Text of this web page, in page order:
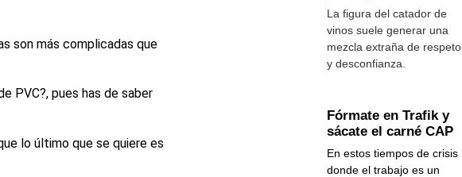
son más complicadas que
PVC?, pues has de saber
lo último que se quiere es
La figura del catador de
vinos suele generar una
mezcla extraña de respeto
y desconfianza.
Fórmate en Trafik y
sácate el carné CAP
En estos tiempos de crisis
donde el trabajo es un